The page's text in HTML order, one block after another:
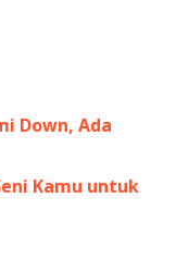
Ada
Kamu untuk